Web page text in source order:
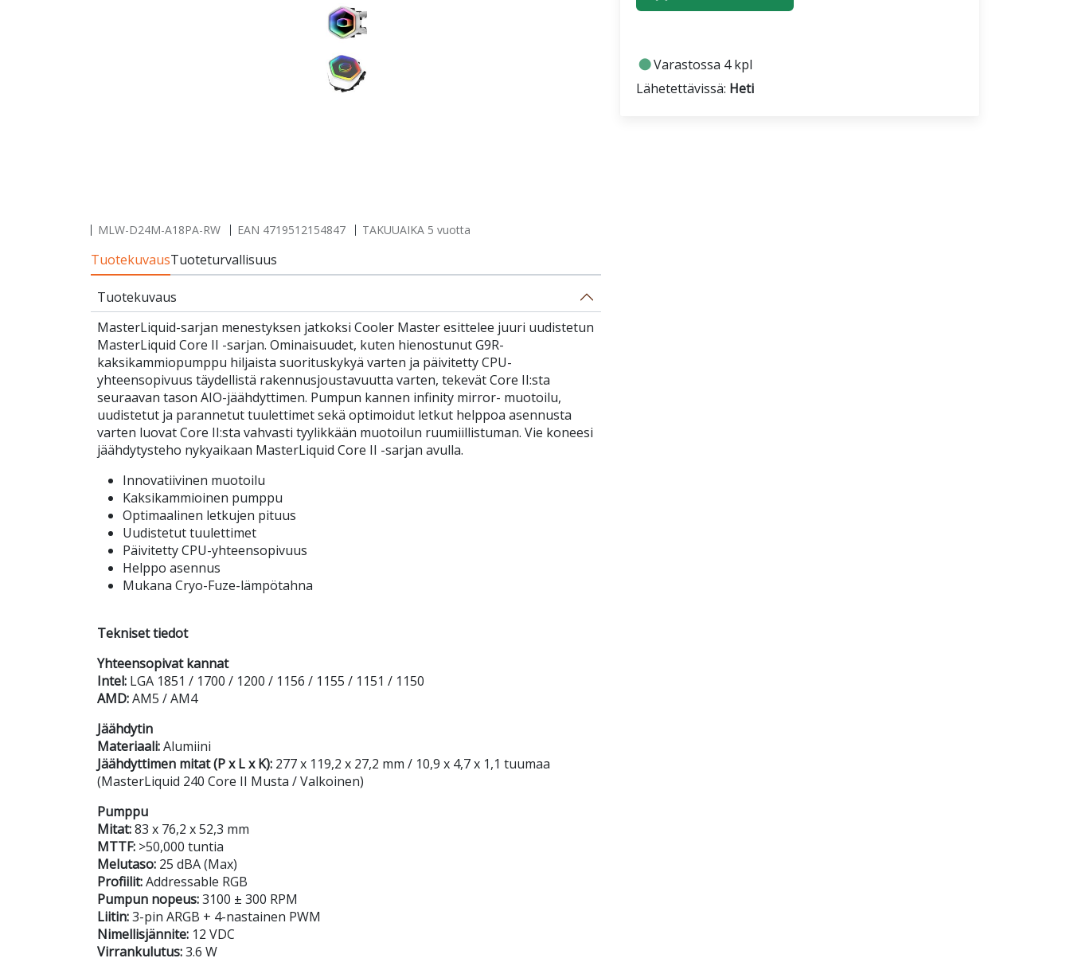
fiber_manual_recordVarastossa 4 kpl
Lähetettävissä: Heti
MLW-D24M-A18PA-RW EAN 4719512154847 TAKUUAIKA 5 vuotta
TuotekuvausTuoteturvallisuus
Tuotekuvaus
MasterLiquid-sarjan menestyksen jatkoksi Cooler Master esittelee juuri uudistetun
MasterLiquid Core II -sarjan. Ominaisuudet, kuten hienostunut G9R-
kaksikammiopumppu hiljaista suorituskykyä varten ja päivitetty CPU-
yhteensopivuus täydellistä rakennusjoustavuutta varten, tekevät Core II:sta
seuraavan tason AIO-jäähdyttimen. Pumpun kannen infinity mirror- muotoilu,
uudistetut ja parannetut tuulettimet sekä optimoidut letkut helppoa asennusta
varten luovat Core II:sta vahvasti tyylikkään muotoilun ruumiillistuman. Vie koneesi
jäähdytysteho nykyaikaan MasterLiquid Core II -sarjan avulla.
Innovatiivinen muotoilu
Kaksikammioinen pumppu
Optimaalinen letkujen pituus
Uudistetut tuulettimet
Päivitetty CPU-yhteensopivuus
Helppo asennus
Mukana Cryo-Fuze-lämpötahna
Tekniset tiedot
Yhteensopivat kannat
Intel: LGA 1851 / 1700 / 1200 / 1156 / 1155 / 1151 / 1150
AMD:AM5 / AM4
Jäähdytin
Materiaali:Alumiini
Jäähdyttimen mitat (P x L x K): 277 x 119,2 x 27,2 mm / 10,9 x 4,7 x 1,1 tuumaa
(MasterLiquid 240 Core II Musta / Valkoinen)
Pumppu
Mitat:83 x 76,2 x 52,3 mm
MTTF: >50,000 tuntia
Melutaso: 25 dBA (Max)
Profiilit:Addressable RGB
Pumpun nopeus:3100 ± 300 RPM
Liitin:3-pin ARGB + 4-nastainen PWM
Nimellisjännite: 12 VDC
Virrankulutus:3.6 W